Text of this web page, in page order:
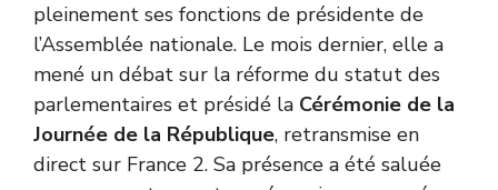
pleinement ses fonctions de présidente de
l’Assemblée nationale. Le mois dernier, elle a
mené un débat sur la réforme du statut des
parlementaires et présidé la Cérémonie de la
Journée de la République, retransmise en
direct sur France 2. Sa présence a été saluée